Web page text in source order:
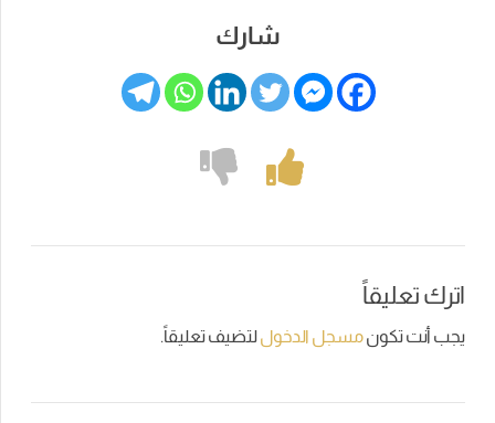
شارك
اترك تعليقاً
يجب أنت تكونمسجل الدخوللتضيف تعليقاً.